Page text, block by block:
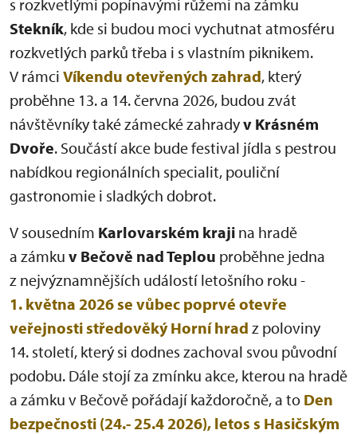
s rozkvetlými popínavými růžemi na zámku
Stekník, kde si budou moci vychutnat atmosféru
rozkvetlých parků třeba i s vlastním piknikem.
V rámci Víkendu otevřených zahrad, který
proběhne 13. a 14. června 2026, budou zvát
návštěvníky také zámecké zahradyv Krásném
Dvoře. Součástí akce bude festival jídla s pestrou
nabídkou regionálních specialit, pouliční
gastronomie i sladkých dobrot.
V sousedním Karlovarském kraji na hradě
a zámku v Bečově nad Teplou proběhne jedna
z nejvýznamnějších událostí letošního roku -
1. května 2026 se vůbec poprvé otevře
veřejnosti středověký Horní hrad z poloviny
14. století, který si dodnes zachoval svou původní
podobu. Dále stojí za zmínku akce, kterou na hradě
a zámku v Bečově pořádají každoročně, a to Den
bezpečnosti (24.- 25.4 2026), letos s Hasičským